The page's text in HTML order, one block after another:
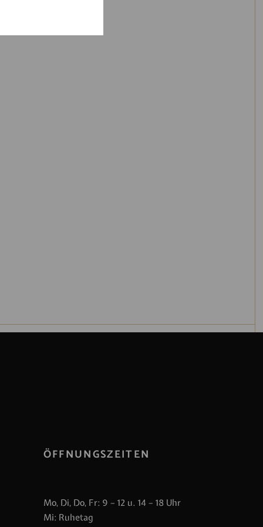
ÖFFNUNGSZEITEN
Mo, Di, Do, Fr: 9 – 12 u. 14 – 18 Uhr
Mi: Ruhetag